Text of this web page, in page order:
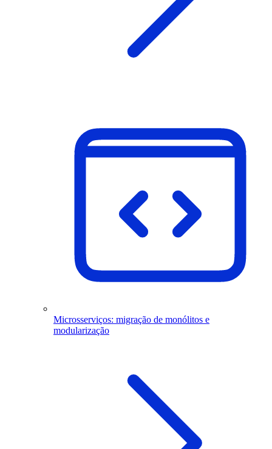
Microsserviços: migração de monólitos e
modularização